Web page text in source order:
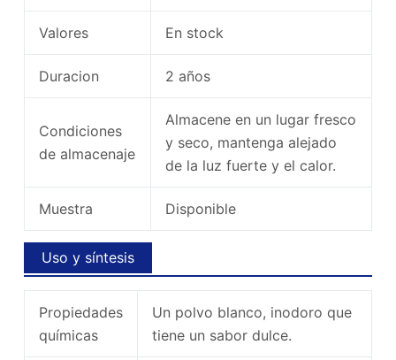
Valores En stock
Duracion 2 años
Condiciones
de almacenaje
Almacene en un lugar fresco
y seco, mantenga alejado
de la luz fuerte y el calor.
Muestra Disponible
Uso y síntesis
Propiedades
químicas
Un polvo blanco, inodoro que
tiene un sabor dulce.